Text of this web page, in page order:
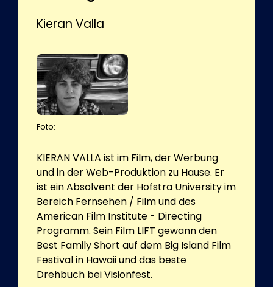
Kieran Valla
Foto:
KIERAN VALLA ist im Film, der Werbung
und in der Web-Produktion zu Hause. Er
ist ein Absolvent der Hofstra University im
Bereich Fernsehen / Film und des
American Film Institute - Directing
Programm. Sein Film LIFT gewann den
Best Family Short auf dem Big Island Film
Festival in Hawaii und das beste
Drehbuch bei Visionfest.